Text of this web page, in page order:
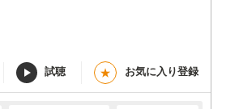
試聴 ★ お気に入り登録